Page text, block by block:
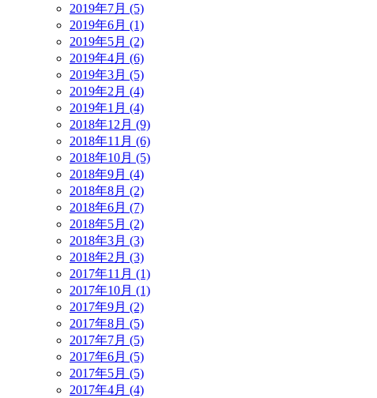
2019年7月 (5)
2019年6月 (1)
2019年5月 (2)
2019年4月 (6)
2019年3月 (5)
2019年2月 (4)
2019年1月 (4)
2018年12月 (9)
2018年11月 (6)
2018年10月 (5)
2018年9月 (4)
2018年8月 (2)
2018年6月 (7)
2018年5月 (2)
2018年3月 (3)
2018年2月 (3)
2017年11月 (1)
2017年10月 (1)
2017年9月 (2)
2017年8月 (5)
2017年7月 (5)
2017年6月 (5)
2017年5月 (5)
2017年4月 (4)